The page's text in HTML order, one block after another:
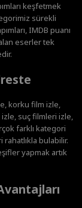
keşfetmek
sürekli
IMDB puanı
eserler tek
korku film izle,
suç filmleri izle,
farklı kategori
bulabilir.
yapmak artık